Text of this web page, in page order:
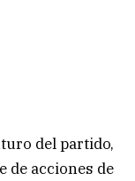
del partido,
de acciones de